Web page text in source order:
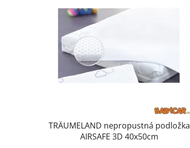
TRÄUMELAND nepropustná podložka
AIRSAFE 3D 40x50cm